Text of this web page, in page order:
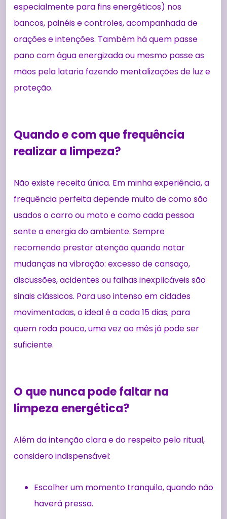
especialmente para fins energéticos) nos
bancos, painéis e controles, acompanhada de
orações e intenções. Também há quem passe
pano com água energizada ou mesmo passe as
mãos pela lataria fazendo mentalizações de luz e
proteção.
Quando e com que frequência
realizar a limpeza?
Não existe receita única. Em minha experiência, a
frequência perfeita depende muito de como são
usados o carro ou moto e como cada pessoa
sente a energia do ambiente. Sempre
recomendo prestar atenção quando notar
mudanças na vibração: excesso de cansaço,
discussões, acidentes ou falhas inexplicáveis são
sinais clássicos. Para uso intenso em cidades
movimentadas, o ideal é a cada 15 dias; para
quem roda pouco, uma vez ao mês já pode ser
suficiente.
O que nunca pode faltar na
limpeza energética?
Além da intenção clara e do respeito pelo ritual,
considero indispensável:
Escolher um momento tranquilo, quando não
haverá pressa.